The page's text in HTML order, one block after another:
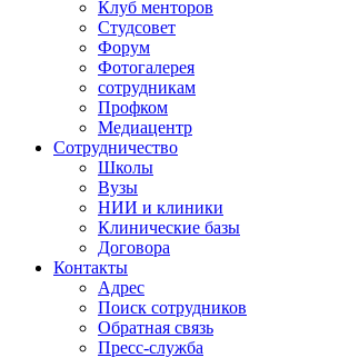
Клуб менторов
Студсовет
Форум
Фотогалерея
сотрудникам
Профком
Медиацентр
Сотрудничество
Школы
Вузы
НИИ и клиники
Клинические базы
Договора
Контакты
Адрес
Поиск сотрудников
Обратная связь
Пресс-служба